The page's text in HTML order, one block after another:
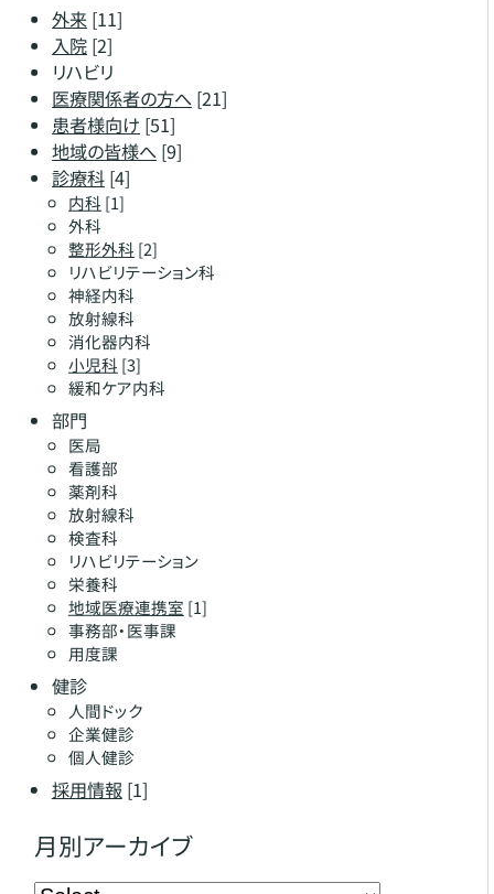
外来[11]
入院[2]
リハビリ
医療関係者の方へ[21]
患者様向け [51]
地域の皆様へ[9]
診療科[4]
内科 [1]
外科
整形外科 [2]
リハビリテーション科
神経内科
放射線科
消化器内科
小児科 [3]
緩和ケア内科
部門
医局
看護部
薬剤科
放射線科
検査科
リハビリテーション
栄養科
地域医療連携室 [1]
事務部・医事課
用度課
健診
人間ドック
企業健診
個人健診
採用情報 [1]
月別アーカイブ